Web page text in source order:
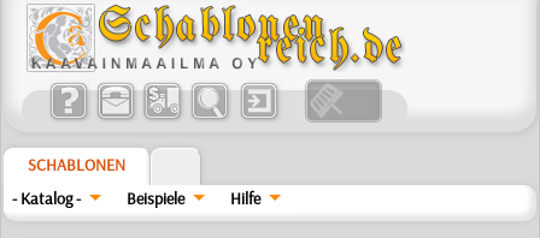
SCHABLONEN
- Katalog -
Beispiele Hilfe